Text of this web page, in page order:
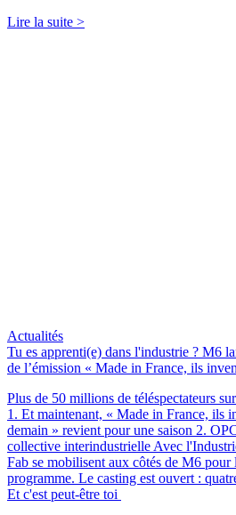
Lire la suite >
Actualités
Tu es apprenti(e) dans l'industrie ? M6
de l’émission « Made in France, ils
Plus de 50 millions de téléspectateurs
1. Et maintenant, « Made in France, ils
demain » revient pour une saison 2.
collective interindustrielle Avec
Fab se mobilisent aux côtés de M6 pour
programme. Le casting est ouvert :
Et c'est peut-être toi